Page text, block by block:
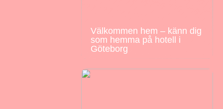
Välkommen hem – känn dig
som hemma på hotell i
Göteborg